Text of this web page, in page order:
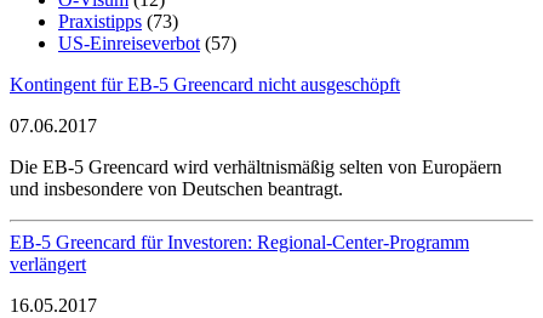
Praxistipps (73)
US-Einreiseverbot(57)
Kontingent für EB-5 Greencard nicht ausgeschöpft
07.06.2017
Die EB-5 Greencard wird verhältnismäßig selten von Europäern
und insbesondere von Deutschen beantragt.
EB-5 Greencard für Investoren: Regional-Center-Programm
verlängert
16.05.2017